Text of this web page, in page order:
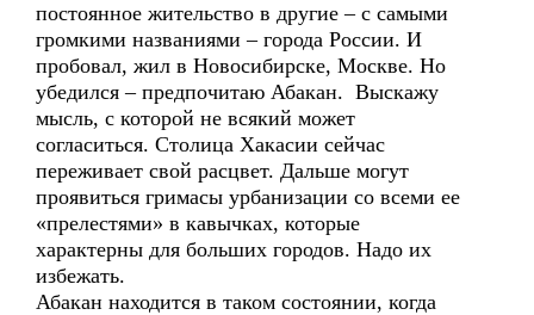
постоянное жительство в другие – с самыми
громкими названиями – города России. И
пробовал, жил в Новосибирске, Москве. Но
убедился – предпочитаю Абакан. Выскажу
мысль, с которой не всякий может
согласиться. Столица Хакасии сейчас
переживает свой расцвет. Дальше могут
проявиться гримасы урбанизации со всеми ее
«прелестями» в кавычках, которые
характерны для больших городов. Надо их
избежать.
Абакан находится в таком состоянии, когда